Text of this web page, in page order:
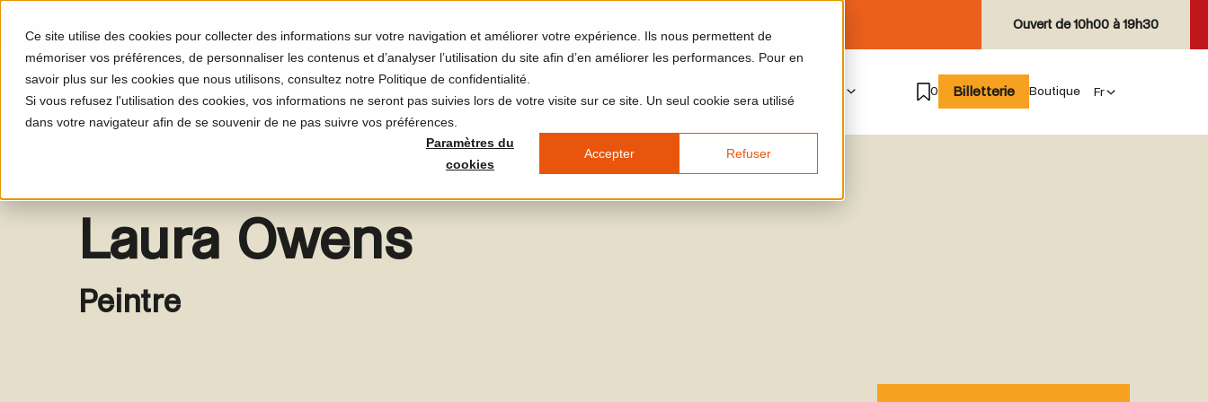
Ce site utilise des cookies pour collecter des informations sur votre navigation et améliorer votre expérience. Ils nous permettent de
mémoriser vos préférences, de personnaliser les contenus et d’analyser l’utilisation du site afin d’en améliorer les performances. Pour en
savoir plus sur les cookies que nous utilisons, consultez notre Politique de confidentialité.
Si vous refusez l'utilisation des cookies, vos informations ne seront pas suivies lors de votre visite sur ce site. Un seul cookie sera utilisé
dans votre navigateur afin de se souvenir de ne pas suivre vos préférences.
Paramètres du
cookies
Accepter Refuser
Ouvert de10h00 à 19h30
0 Billetterie Boutique
Laura Owens
Peintre